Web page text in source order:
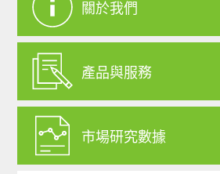
關於我們
產品與服務
市場研究數據